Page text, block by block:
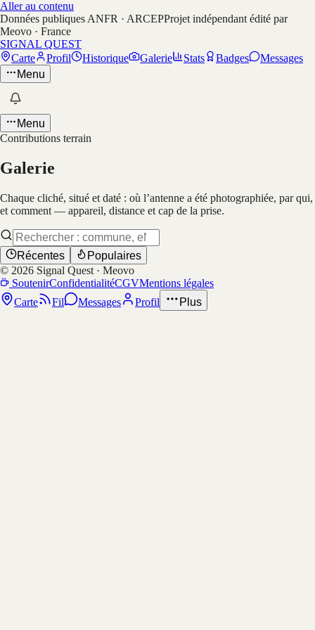
Aller au contenu
Données publiques ANFR · ARCEPProjet indépendant édité par
Meovo · France
SIGNAL QUEST
Carte
Profil Historique Galerie Stats Badges
Messages
Menu
Menu
Contributions terrain
Galerie
Chaque cliché, situé et daté : où l’antenne a été photographiée, par qui,
et comment — appareil, distance et cap de la prise.
Récentes
Populaires
© 2026 Signal Quest · Meovo
SoutenirConfidentialitéCGVMentions légales
Carte
Fil Messages Profil Plus